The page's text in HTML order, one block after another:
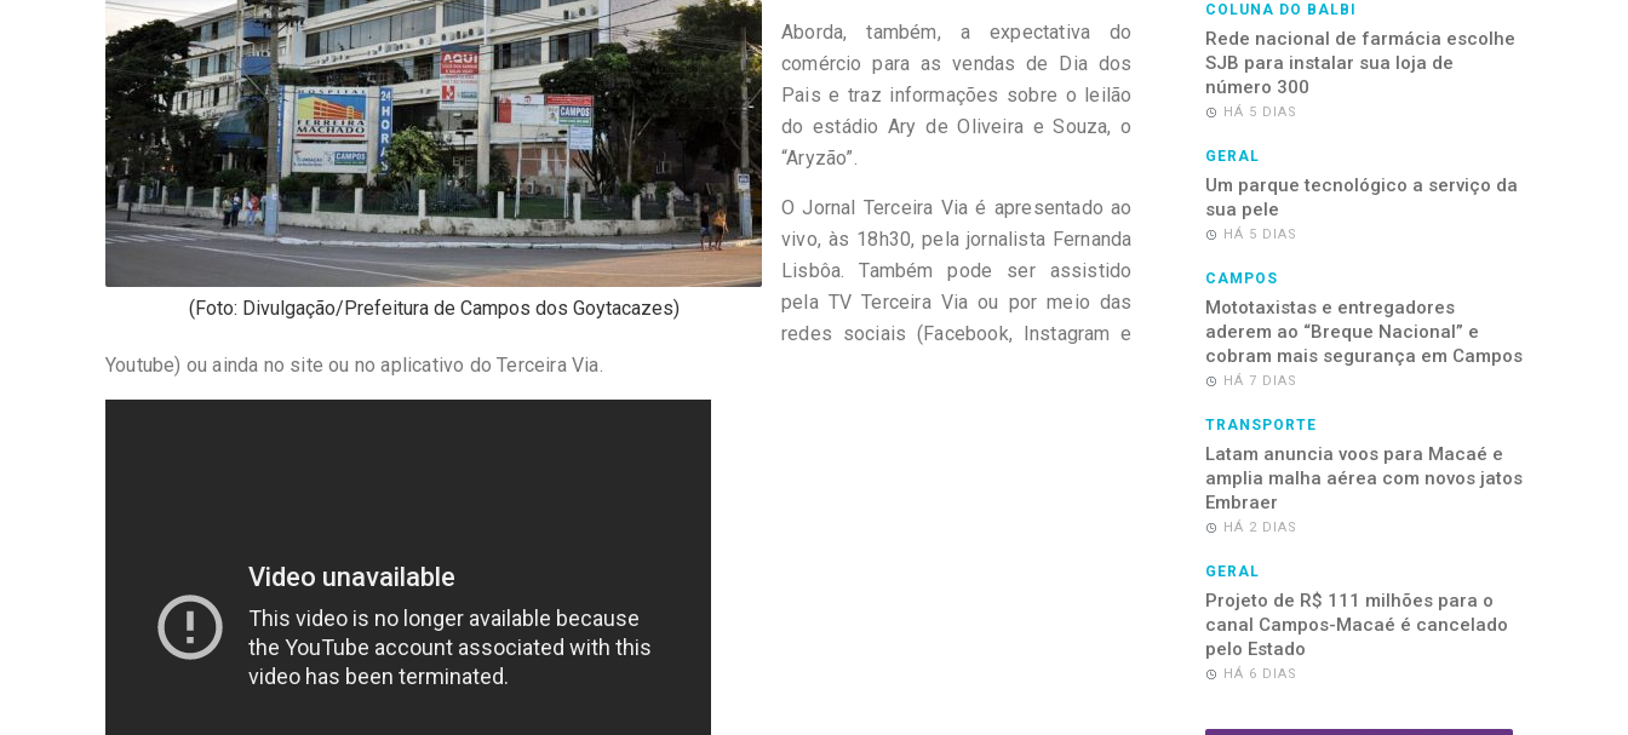
(Foto: Divulgação/Prefeitura de Campos dos Goytacazes)
Aborda, também, a expectativa do
comércio para as vendas de Dia dos
Pais e traz informações sobre o leilão
do estádio Ary de Oliveira e Souza, o
“Aryzão”.
O Jornal Terceira Via é apresentado ao
vivo, às 18h30, pela jornalista Fernanda
Lisbôa. Também pode ser assistido
pela TV Terceira Via ou por meio das
redes sociais (Facebook, Instagram e
Youtube) ou ainda no site ou no aplicativo do Terceira Via.
COLUNA DO BALBI
Rede nacional de farmácia escolhe
SJB para instalar sua loja de
número 300
HÁ 5 DIAS
GERAL
Um parque tecnológico a serviço da
sua pele
HÁ 5 DIAS
CAMPOS
Mototaxistas e entregadores
aderem ao “Breque Nacional” e
cobram mais segurança em Campos
HÁ 7 DIAS
TRANSPORTE
Latam anuncia voos para Macaé e
amplia malha aérea com novos jatos
Embraer
HÁ 2 DIAS
GERAL
Projeto de R$ 111 milhões para o
canal Campos-Macaé é cancelado
pelo Estado
HÁ 6 DIAS